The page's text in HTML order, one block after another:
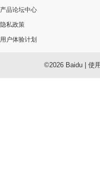
产品论坛中心
隐私政策
用户体验计划
©2026 Baidu| 使